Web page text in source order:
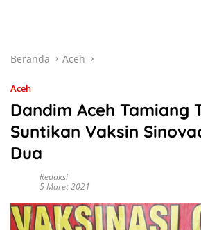
Beranda Aceh
Aceh
Dandim Aceh Tamiang
Suntikan Vaksin
Dua
Redaksi
5 Maret 2021